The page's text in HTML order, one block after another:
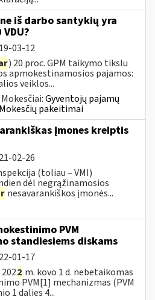
iš darbo santykių yra
03-12
) 20 proc. GPM taikymo tikslu
apmokestinamosios pajamos:
veiklos...
Mokesčiai:Gyventojų pajamų
Mokesčių pakeitimai
įmones kreiptis
02-26
(toliau – VMI)
dėl negrąžinamosios
nesavarankiškos įmonės...
PVM
standiesiems diskams
01-17
2 m. kovo 1 d. nebetaikomas
PVM[1] mechanizmas (PVM
1 dalies 4...